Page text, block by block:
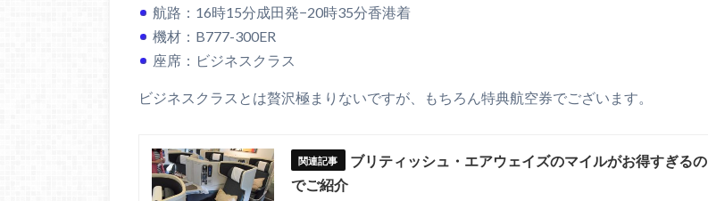
航路：16時15分成田発−20時35分香港着
機材：B777-300ER
座席：ビジネスクラス
ビジネスクラスとは贅沢極まりないですが、もちろん特典航空券でございます。
ブリティッシュ・エアウェイズのマイルがお得すぎるの
でご紹介